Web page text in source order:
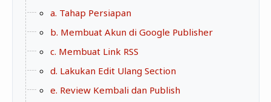
a. Tahap Persiapan
b. Membuat Akun di Google Publisher
c. Membuat Link RSS
d. Lakukan Edit Ulang Section
e. Review Kembali dan Publish